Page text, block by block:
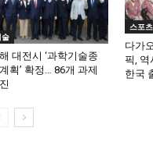
대전시 ‘과학기술종
획’ 확정… 86개 과제
스포츠
다가
픽, 역
한국